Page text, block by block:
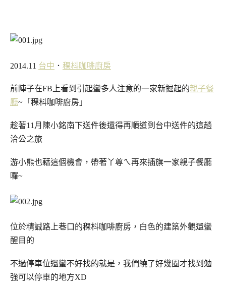
2014.11 台中 ． 稞枓咖啡廚房
前陣子在FB上看到引起蠻多人注意的一家新掘起的親子餐
廳~「稞枓咖啡廚房」
趁著11月陳小銘南下送件後還得再順道到台中送件的這趟
洽公之旅
游小熊也藉這個機會，帶著丫尊ㄟ再來插旗一家親子餐廳
囉~
位於精誠路上巷口的稞枓咖啡廚房，白色的建築外觀還蠻
醒目的
不過停車位還蠻不好找的就是，我們繞了好幾圈才找到勉
強可以停車的地方XD